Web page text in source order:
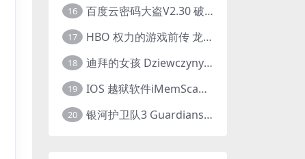
16 百度云密码大盗V2.30 破解分享链接提取码
17 HBO 权力的游戏前传 龙之家族 House of the Dragon (2022) 中字 1080P 更新4集
18 迪拜的女孩 Dziewczyny z Dubaju (2021) 1080P 中字
19 IOS 越狱软件iMemScan version1.2.6 游戏内存修改器
20 银河护卫队3 Guardians of the Galaxy Vol. 3 (2023)4K高清资源1080p只分享精品